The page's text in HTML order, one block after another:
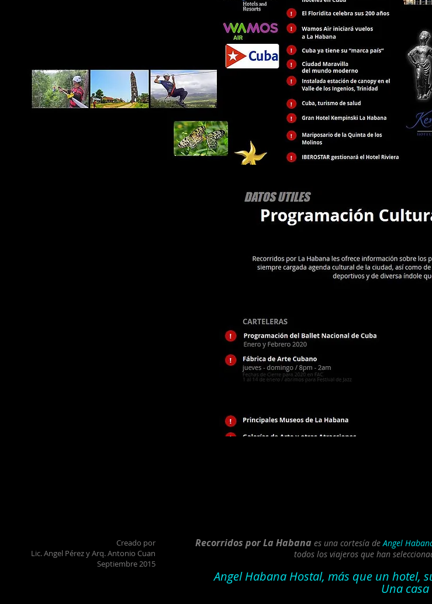
Creado por
Lic. Angel Pérez y Arq. Antonio Cuan
Septiembre 2015
Recorridos por La Habana es una cortesía deAngel
todos los viajeros que han
Angel Habana Hostal, más que un hotel,
Una